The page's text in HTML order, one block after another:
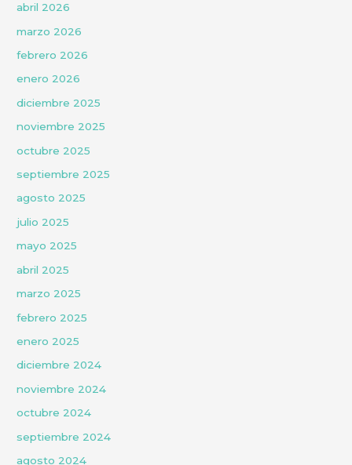
abril 2026
marzo 2026
febrero 2026
enero 2026
diciembre 2025
noviembre 2025
octubre 2025
septiembre 2025
agosto 2025
julio 2025
mayo 2025
abril 2025
marzo 2025
febrero 2025
enero 2025
diciembre 2024
noviembre 2024
octubre 2024
septiembre 2024
agosto 2024